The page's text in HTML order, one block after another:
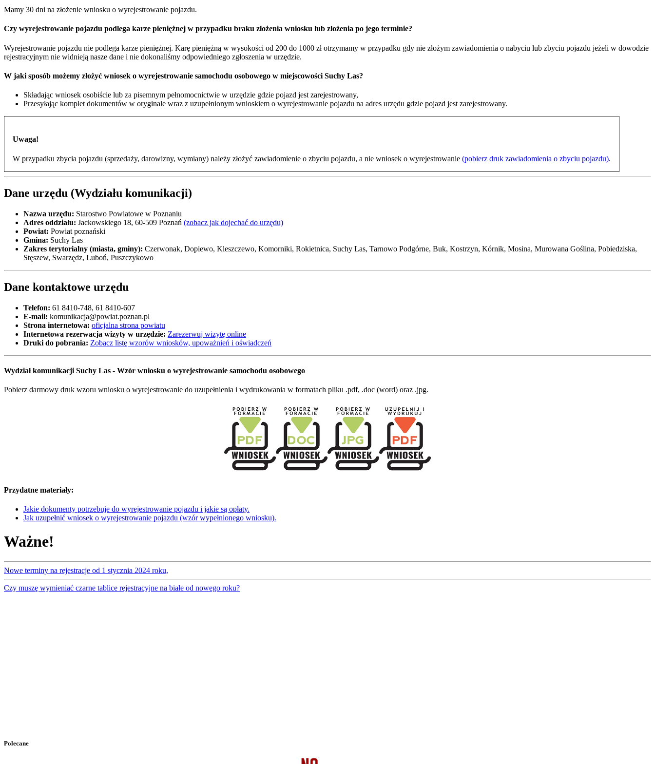
Mamy 30 dni na złożenie wniosku o wyrejestrowanie pojazdu.
Czy wyrejestrowanie pojazdu podlega karze pieniężnej w przypadku braku złożenia wniosku lub złożenia po jego terminie?
Wyrejestrowanie pojazdu nie podlega karze pieniężnej. Karę pieniężną w wysokości od 200 do 1000 zł otrzymamy w przypadku gdy nie złożym zawiadomienia o nabyciu lub zbyciu pojazdu jeżeli w dowodzie
rejestracyjnym nie widnieją nasze dane i nie dokonaliśmy odpowiedniego zgłoszenia w urzędzie.
W jaki sposób możemy złożyć wniosek o wyrejestrowanie samochodu osobowego w miejscowości Suchy Las?
Składając wniosek osobiście lub za pisemnym pełnomocnictwie w urzędzie gdzie pojazd jest zarejestrowany,
Przesyłając komplet dokumentów w oryginale wraz z uzupełnionym wnioskiem o wyrejestrowanie pojazdu na adres urzędu gdzie pojazd jest zarejestrowany.
Uwaga!
W przypadku zbycia pojazdu (sprzedaży, darowizny, wymiany) należy złożyć zawiadomienie o zbyciu pojazdu, a nie wniosek o wyrejestrowanie (pobierz druk zawiadomienia o zbyciu pojazdu).
Dane urzędu (Wydziału komunikacji)
Nazwa urzędu: Starostwo Powiatowe w Poznaniu
Adres oddziału: Jackowskiego 18, 60-509 Poznań (zobacz jak dojechać do urzędu)
Powiat: Powiat poznański
Gmina: Suchy Las
Zakres terytorialny (miasta, gminy): Czerwonak, Dopiewo, Kleszczewo, Komorniki, Rokietnica, Suchy Las, Tarnowo Podgórne, Buk, Kostrzyn, Kórnik, Mosina, Murowana Goślina, Pobiedziska,
Stęszew, Swarzędz, Luboń, Puszczykowo
Dane kontaktowe urzędu
Telefon: 61 8410-748, 61 8410-607
E-mail: komunikacja@powiat.poznan.pl
Strona internetowa: oficjalna strona powiatu
Internetowa rezerwacja wizyty w urzędzie: Zarezerwuj wizytę online
Druki do pobrania: Zobacz listę wzorów wniosków, upoważnień i oświadczeń
Wydział komunikacji Suchy Las - Wzór wniosku o wyrejestrowanie samochodu osobowego
Pobierz darmowy druk wzoru wniosku o wyrejestrowanie do uzupełnienia i wydrukowania w formatach pliku .pdf, .doc (word) oraz .jpg.
Przydatne materiały:
Jakie dokumenty potrzebuje do wyrejestrowanie pojazdu i jakie są opłaty.
Jak uzupełnić wniosek o wyrejestrowanie pojazdu (wzór wypełnionego wniosku).
Ważne!
Nowe terminy na rejestracje od 1 stycznia 2024 roku,
Czy muszę wymieniać czarne tablice rejestracyjne na białe od nowego roku?
Polecane